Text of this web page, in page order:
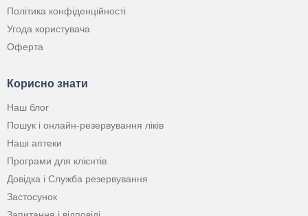
Політика конфіденційності
Угода користувача
Оферта
Корисно знати
Наш блог
Пошук і онлайн-резервування ліків
Наші аптеки
Програми для клієнтів
Довідка і Служба резервування
Застосунок